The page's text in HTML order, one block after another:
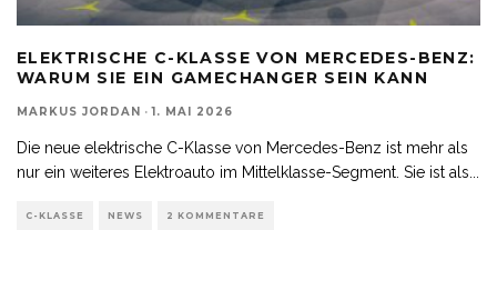
ELEKTRISCHE C-KLASSE VON MERCEDES-BENZ:
WARUM SIE EIN GAMECHANGER SEIN KANN
MARKUS JORDAN · 1. MAI 2026
Die neue elektrische C-Klasse von Mercedes-Benz ist mehr als
nur ein weiteres Elektroauto im Mittelklasse-Segment. Sie ist als
C-KLASSE NEWS 2 KOMMENTARE